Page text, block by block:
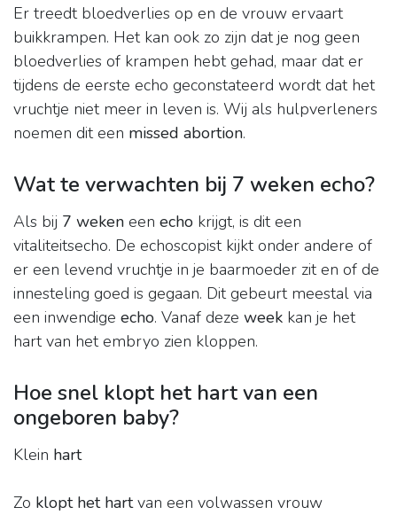
Er treedt bloedverlies op en de vrouw ervaart
buikkrampen. Het kan ook zo zijn dat je nog geen
bloedverlies of krampen hebt gehad, maar dat er
tijdens de eerste echo geconstateerd wordt dat het
vruchtje niet meer in leven is. Wij als hulpverleners
noemen dit een missed abortion.
Wat te verwachten bij 7 weken echo?
Als bij 7 weken een echo krijgt, is dit een
vitaliteitsecho. De echoscopist kijkt onder andere of
er een levend vruchtje in je baarmoeder zit en of de
innesteling goed is gegaan. Dit gebeurt meestal via
een inwendige echo. Vanaf deze week kan je het
hart van het embryo zien kloppen.
Hoe snel klopt het hart van een
ongeboren baby?
Klein hart
Zo klopt het hartvan een volwassen vrouw